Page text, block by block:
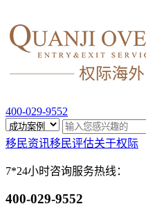
400-029-9552
移民资讯移民评估关于权际
7*24小时咨询服务热线：
400-029-9552